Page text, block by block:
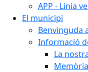
APP - Línia
El municipi
Benvinguda
Informació
La